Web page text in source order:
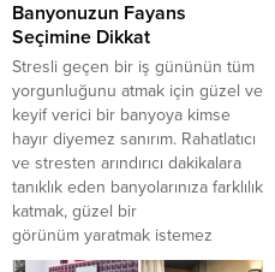
Banyonuzun Fayans
Seçimine Dikkat
Stresli geçen bir iş gününün tüm
yorgunluğunu atmak için güzel ve
keyif verici bir banyoya kimse
hayır diyemez sanırım. Rahatlatıcı
ve stresten arındırıcı dakikalara
tanıklık eden banyolarınıza farklılık
katmak, güzel bir
görünüm yaratmak istemez
misiniz? Ferah, renkli ve güzel